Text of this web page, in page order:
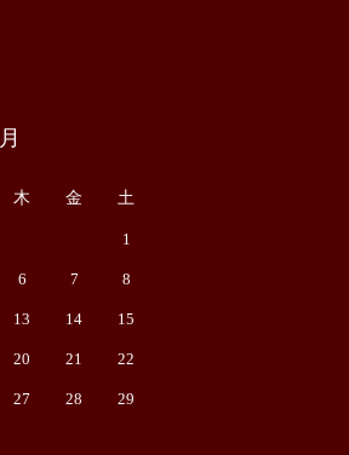
木 金 土
1
6 7 8
13 14 15
20 21 22
27 28 29